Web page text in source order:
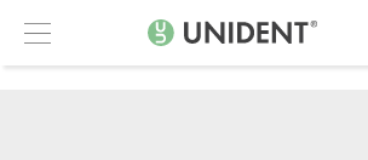
Menu
KONTAKT